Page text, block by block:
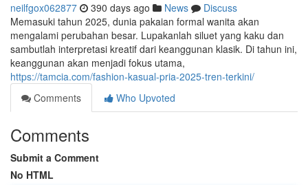
neilfgox062877 390 days ago News
Discuss
Memasuki tahun 2025, dunia pakaian formal wanita akan
mengalami perubahan besar. Lupakanlah siluet yang kaku dan
sambutlah interpretasi kreatif dari keanggunan klasik. Di tahun ini,
keanggunan akan menjadi fokus utama,
https://tamcia.com/fashion-kasual-pria-2025-tren-terkini/
Comments
Who Upvoted
Comments
Submit a Comment
No HTML